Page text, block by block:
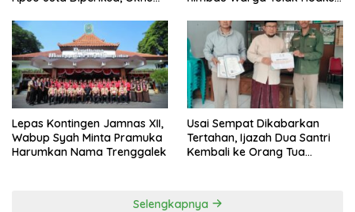
Disdagperin
Sholat Jumat
Lepas Kontingen Jamnas XII,
Wabup Syah Minta Pramuka
Harumkan Nama Trenggalek
Usai Sempat Dikabarkan
Tertahan, Ijazah Dua Santri
Kembali ke Orang Tua
Selengkapnya